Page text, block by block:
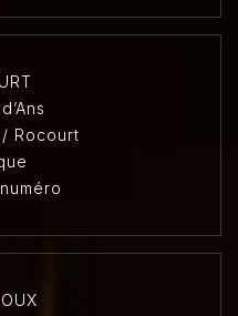
Rocourt